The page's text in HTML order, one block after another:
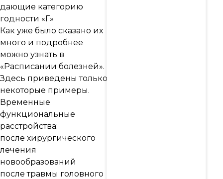
дающие категорию
годности «Г»
Как уже было сказано их
много и подробнее
можно узнать в
«Расписании болезней».
Здесь приведены только
некоторые примеры.
Временные
функциональные
расстройства:
после хирургического
лечения
новообразований
после травмы головного